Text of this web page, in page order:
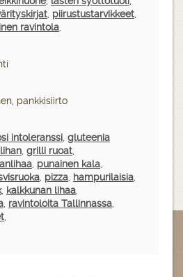
, piirustustarvikkeet,
ravintola,
pankkisiirto
intoleranssi, gluteenia
, grilli ruoat,
, punainen kala,
, pizza, hampurilaisia,
, kalkkunan lihaa,
, ravintoloita Tallinnassa,
,